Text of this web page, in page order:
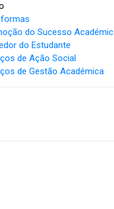
do Sucesso
do Estudante
de Ação Social
de Gestão Académica